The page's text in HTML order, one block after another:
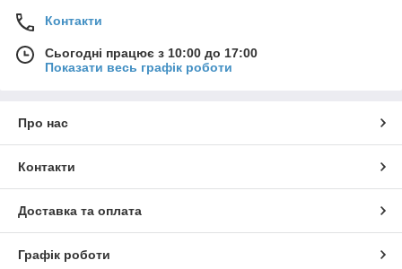
будівельними матеріалами. Він використовується як
так і для домашніх робіт.
внутрішні та зовнішні ремонтні роботи
оздоблювальні та демонтажні роботи
широкий асортимент інструментів для будь-яких
задач
Контакти
Сьогодні працює з 10:00 до 17:00
Показати весь графік роботи
Про нас
Контакти
Доставка та оплата
Графік роботи